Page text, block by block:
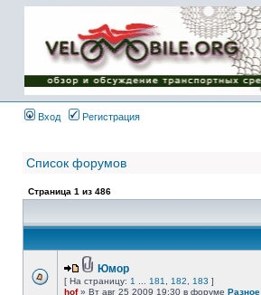
Имя пользователя:
Пароль:
{ LOG_ME_IN_SHORT
}
Вход
Регистрация
Список форумов
Страница 1 из 486
Юмор
[ На страницу: 1 181 182 183 ]
hof» Вт авг 25 2009 19:30 в форуме Разное